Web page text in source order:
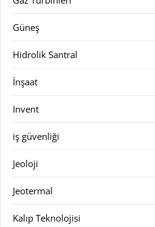
Güneş
Hidrolik Santral
İnşaat
Invent
iş güvenliği
Jeoloji
Jeotermal
Kalıp Teknolojisi